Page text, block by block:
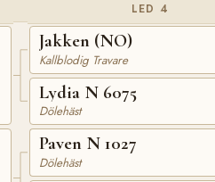
LED 4
Jakken (NO)
Kallblodig Travare
Lydia N 6075
Dölehäst
Paven N 1027
Dölehäst